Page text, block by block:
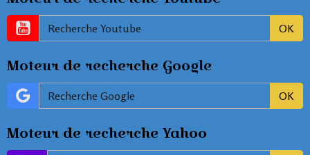
OK
Moteur de recherche Google
OK
Moteur de recherche Yahoo